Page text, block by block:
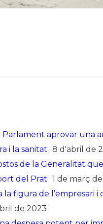
i la sanitat
de la Generalitat
del Prat 1 de març de
la figura de
de 2023
despesa potent per
fiscalitat, i en cap cas